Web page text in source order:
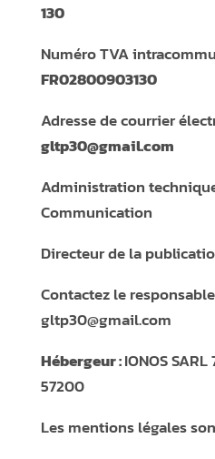
130
Numéro TVA
FR02800903130
Adresse de courrier
gltp30@gmail.com
Administration
Communication
Directeur de la
Contactez le
gltp30@gmail.com
Hébergeur :IONOS SARL
57200
Les mentions légales